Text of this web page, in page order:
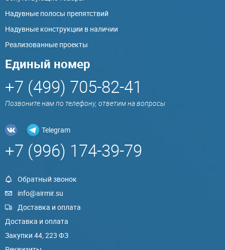
Надувные полосы препятствий
Надувные конструкции в наличии
Реализованные проекты
Единый номер
+7 (499) 705-82-41
Позвоните нам по телефону, ответим на вопросы
Telegram
+7 (996) 174-39-79
Обратный звонок
info@airmir.su
Доставка и оплата
Доставка и оплата
Закупки 44, 223 ФЗ